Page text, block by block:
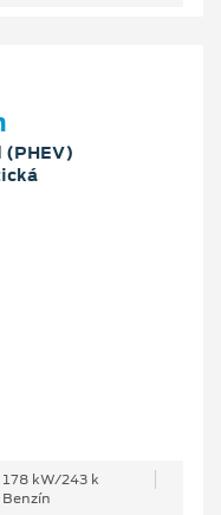
(PHEV)
178 kW/243 k
Benzín